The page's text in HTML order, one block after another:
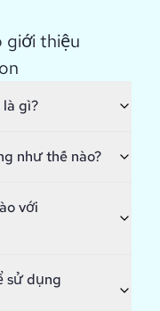
giới thiệu
gì?
như thế nào?
với
sử dụng